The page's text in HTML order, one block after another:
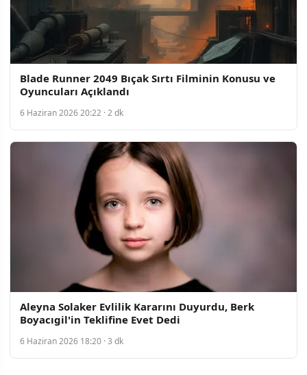
Blade Runner 2049 Bıçak Sırtı Filminin Konusu ve
Oyuncuları Açıklandı
6 Haziran 2026 20:22 · 2 dk
Aleyna Solaker Evlilik Kararını Duyurdu, Berk
Boyacıgil'in Teklifine Evet Dedi
6 Haziran 2026 18:20 · 3 dk